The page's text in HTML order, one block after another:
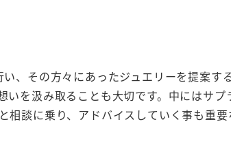
、その方々にあったジュエリーを提案す
を汲み取ることも大切です。中にはサプ
相談に乗り、アドバイスしていく事も重要